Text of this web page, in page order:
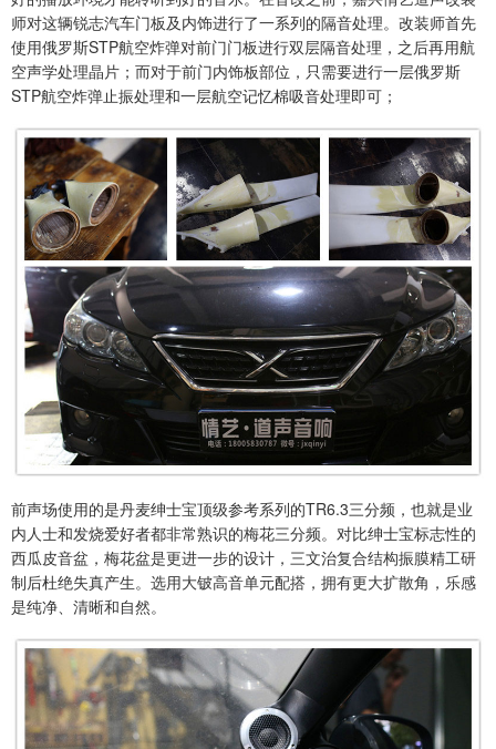
师对这辆锐志汽车门板及内饰进行了一系列的隔音处理。改装师首先
使用俄罗斯STP航空炸弹对前门门板进行双层隔音处理，之后再用航
空声学处理晶片；而对于前门内饰板部位，只需要进行一层俄罗斯
STP航空炸弹止振处理和一层航空记忆棉吸音处理即可；
前声场使用的是丹麦绅士宝顶级参考系列的TR6.3三分频，也就是业
内人士和发烧爱好者都非常熟识的梅花三分频。对比绅士宝标志性的
西瓜皮音盆，梅花盆是更进一步的设计，三文治复合结构振膜精工研
制后杜绝失真产生。选用大铍高音单元配搭，拥有更大扩散角，乐感
是纯净、清晰和自然。